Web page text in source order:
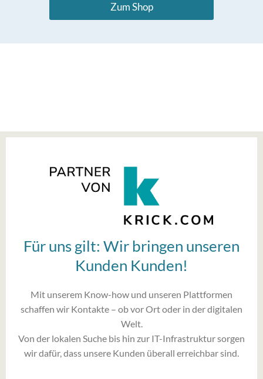
Zum Shop
Für uns gilt: Wir bringen unseren
Kunden Kunden!
Mit unserem Know-how und unseren Plattformen
schaffen wir Kontakte – ob vor Ort oder in der digitalen
Welt.
Von der lokalen Suche bis hin zur IT-Infrastruktur sorgen
wir dafür, dass unsere Kunden überall erreichbar sind.